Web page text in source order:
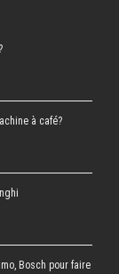
à café?
Bosch pour faire